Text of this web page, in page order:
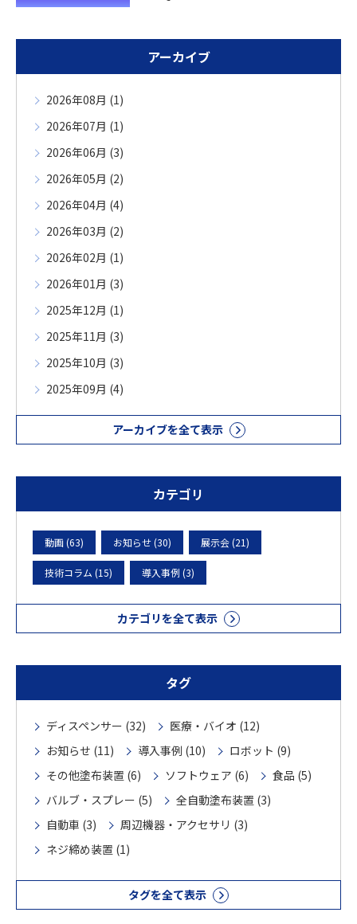
アーカイブ
2026年08月 (1)
2026年07月 (1)
2026年06月 (3)
2026年05月 (2)
2026年04月 (4)
2026年03月 (2)
2026年02月 (1)
2026年01月 (3)
2025年12月 (1)
2025年11月 (3)
2025年10月 (3)
2025年09月 (4)
アーカイブを全て表示
カテゴリ
動画 (63) お知らせ (30) 展示会 (21)
技術コラム (15) 導入事例 (3)
カテゴリを全て表示
タグ
ディスペンサー (32)
医療・バイオ (12)
お知らせ (11)
導入事例 (10)
ロボット (9)
その他塗布装置 (6)
ソフトウェア (6)
食品 (5)
バルブ・スプレー (5)
全自動塗布装置 (3)
自動車 (3)
周辺機器・アクセサリ (3)
ネジ締め装置 (1)
タグを全て表示